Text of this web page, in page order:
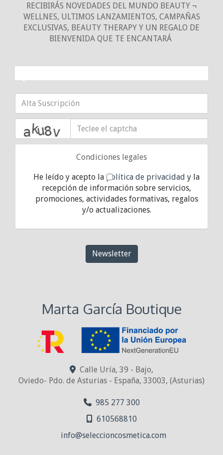
RECIBIRÁS NOVEDADES DEL MUNDO BEAUTY ¬
WELLNES, ULTIMOS LANZAMIENTOS, CAMPAÑAS
EXCLUSIVAS, BEAUTY THERAPY Y UN REGALO DE
BIENVENIDA QUE TE ENCANTARÁ
Condiciones legales
He leído y acepto la política de privacidad y la
recepción de información sobre servicios,
promociones, actividades formativas, regalos
y/o actualizaciones.
Newsletter
Marta García Boutique
Calle Uría, 39 - Bajo,
Oviedo- Pdo. de Asturias - España, 33003, (Asturias)
985 277 300
610568810
info
seleccioncosmetica.com